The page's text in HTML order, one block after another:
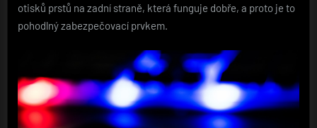
otisků prstů na zadní straně, která funguje dobře, a proto je to
pohodlný zabezpečovací prvkem.